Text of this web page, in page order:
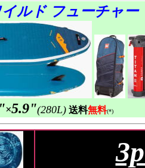
ルド フューチャー
×5.9"(280L) 送料無料(*)